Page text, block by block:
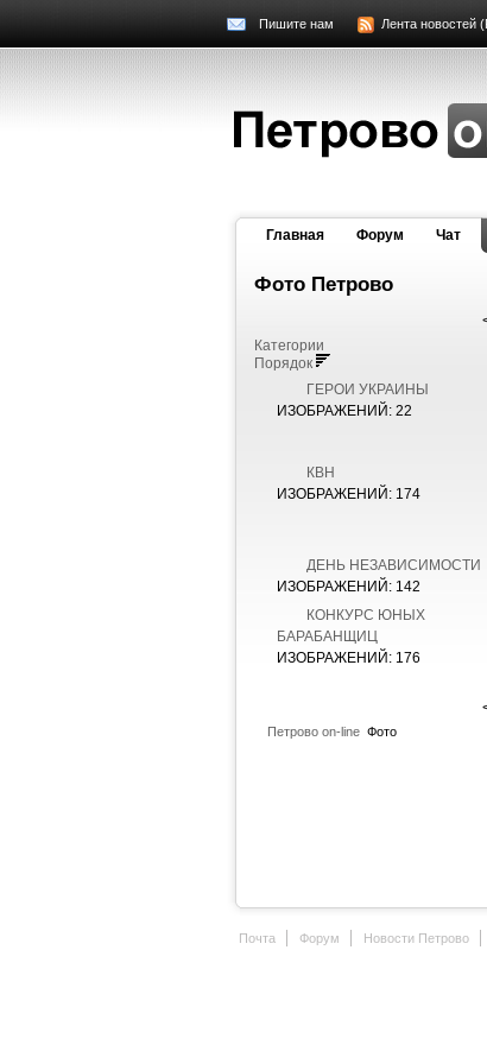
Пишите нам Лента новостей
Главная Форум Чат
Фото Петрово
Категории
Порядок
ГЕРОИ УКРАИНЫ
ИЗОБРАЖЕНИЙ: 22
КВН
ИЗОБРАЖЕНИЙ: 174
ДЕНЬ НЕЗАВИСИМОСТИ
ИЗОБРАЖЕНИЙ: 142
КОНКУРС ЮНЫХ
БАРАБАНЩИЦ
ИЗОБРАЖЕНИЙ: 176
Петрово on-line Фото
Почта Форум Новости Петрово